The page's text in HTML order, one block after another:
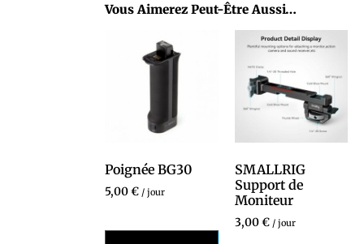
Vous Aimerez Peut-Être Aussi…
Poignée BG30
5,00€ / jour
SMALLRIG
Support de
Moniteur
3,00€ / jour